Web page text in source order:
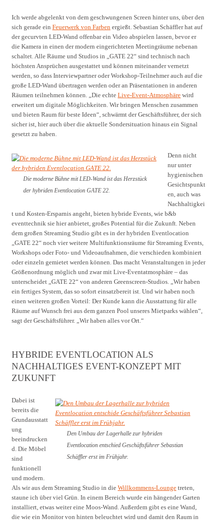
Ich werde abgelenkt von dem geschwungenen Screen hinter uns, über den
sich gerade ein Feuerwerk von Farben ergießt. Sebastian Schäffler hat auf
der gecurvten LED-Wand offenbar ein Video abspielen lassen, bevor er
die Kamera in einen der modern eingerichteten Meetingräume nebenan
schaltet. Alle Räume und Studios in „GATE 22“ sind technisch nach
höchsten Ansprüchen ausgestattet und können miteinander vernetzt
werden, so dass Interviewpartner oder Workshop-Teilnehmer auch auf die
große LED-Wand übertragen werden oder an Präsentationen in anderen
Räumen teilnehmen können. „Die echte Live-Event-Atmosphäre wird
erweitert um digitale Möglichkeiten. Wir bringen Menschen zusammen
und bieten Raum für beste Ideen“, schwärmt der Geschäftsführer, der sich
sicher ist, hier auch über die aktuelle Sondersituation hinaus ein Signal
gesetzt zu haben.
Die moderne Bühne mit LED-Wand ist das Herzstück
der hybriden Eventlocation GATE 22.
Denn nicht
nur unter
hygienischen
Gesichtspunkt
en, auch was
Nachhaltigkei
t und Kosten-Ersparnis angeht, bieten hybride Events, wie b&b
eventtechnik sie hier anbietet, großes Potential für die Zukunft. Neben
dem großen Streaming Studio gibt es in der hybriden Eventlocation
„GATE 22“ noch vier weitere Multifunktionsräume für Streaming Events,
Workshops oder Foto- und Videoaufnahmen, die verschieden kombiniert
oder einzeln gemietet werden können. Das macht Veranstaltungen in jeder
Größenordnung möglich und zwar mit Live-Eventatmosphäre – das
unterscheidet „GATE 22“ von anderen Greenscreen-Studios. „Wir haben
ein fertiges System, das so sofort einsatzbereit ist. Und wir haben noch
einen weiteren großen Vorteil: Der Kunde kann die Ausstattung für alle
Räume auf Wunsch frei aus dem ganzen Pool unseres Mietparks wählen“,
sagt der Geschäftsführer. „Wir haben alles vor Ort.“
HYBRIDE EVENTLOCATION ALS
NACHHALTIGES EVENT-KONZEPT MIT
ZUKUNFT
Den Umbau der Lagerhalle zur hybriden
Eventlocation entschied Geschäftsführer Sebastian
Schäffler erst im Frühjahr.
Dabei ist
bereits die
Grundausstatt
ung
beeindrucken
d. Die Möbel
sind
funktionell
und modern.
Als wir aus dem Streaming Studio in die Willkommens-Lounge treten,
staune ich über viel Grün. In einem Bereich wurde ein hängender Garten
installiert, etwas weiter eine Moos-Wand. Außerdem gibt es eine Wand,
die wie ein Monitor von hinten beleuchtet wird und damit den Raum in